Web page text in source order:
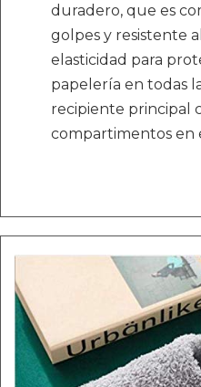
duradero, que es
golpes y resistente
elasticidad para
papelería en todas
recipiente principal
compartimentos en